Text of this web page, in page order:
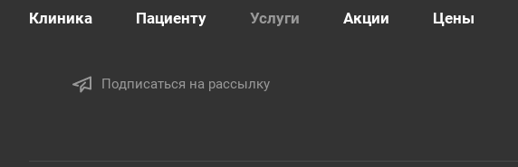
Клиника Пациенту Услуги Акции Цены
Подписаться на рассылку